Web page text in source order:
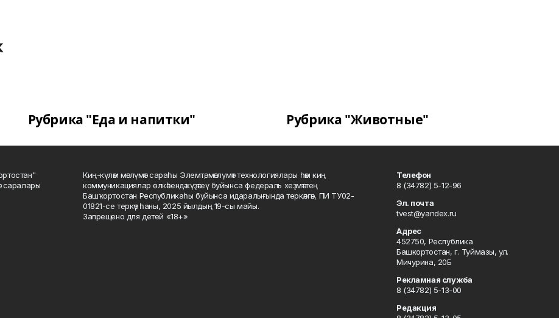
Рубрика "Еда и напитки" Рубрика "Животные"
саралары
Киң-күләм мәғлүмәт сараһы Элемтә, мәғлүмәт технологиялары һәм киң
коммуникациялар өлкәһендә күҙәтеү буйынса федераль хеҙмәттең
Башҡортостан Республикаһы буйынса идаралығында теркәлгән, ПИ ТУ02-
01821-се теркәү һаны, 2025 йылдың 19-сы майы.
Запрещено для детей «18+»
Телефон
8 (34782) 5-12-96
Эл. почта
tvest@yandex.ru
Адрес
452750, Республика
Башкортостан, г. Туймазы, ул.
Мичурина, 20Б
Рекламная служба
8 (34782) 5-13-00
Редакция